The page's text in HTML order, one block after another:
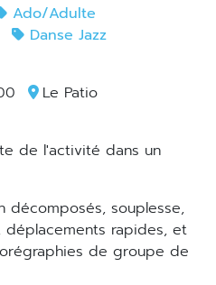
Ado/Adulte
Danse Jazz
Le Patio
de l'activité dans un
déplacements rapides, et
de groupe de